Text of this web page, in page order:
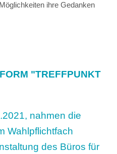
ihre Gedanken
"TREFFPUNKT
nahmen die
Wahlpflichtfach
des Büros für